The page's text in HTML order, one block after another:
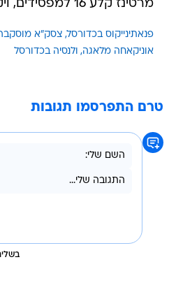
מרטינז קלע 16 למפסידים, ויקטור קלאבר רשם 15.
פנאתינייקוס בכדורסל צסק"א
אוניקאחה מלאגה
ולנסיה בכדורסל
טרם התפרסמו תגובות